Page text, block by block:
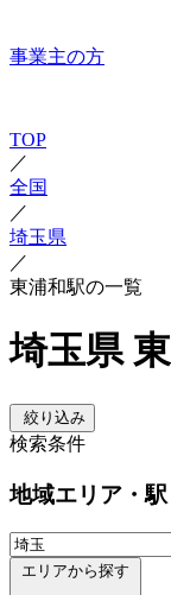
事業主の方
TOP
／
全国
／
埼玉県
／
東浦和駅の一覧
埼玉県
絞り込み
検索条件
地域エリア・駅
エリアから探す